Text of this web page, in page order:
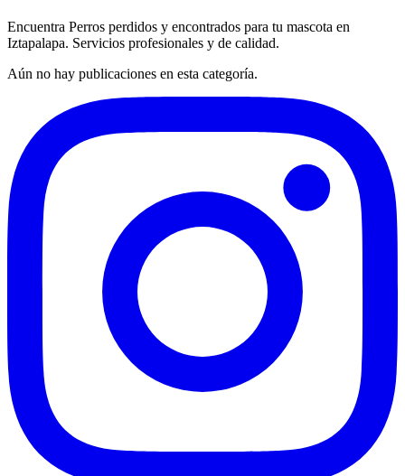
Encuentra Perros perdidos y encontrados para tu mascota en
Iztapalapa. Servicios profesionales y de calidad.
Aún no hay publicaciones en esta categoría.